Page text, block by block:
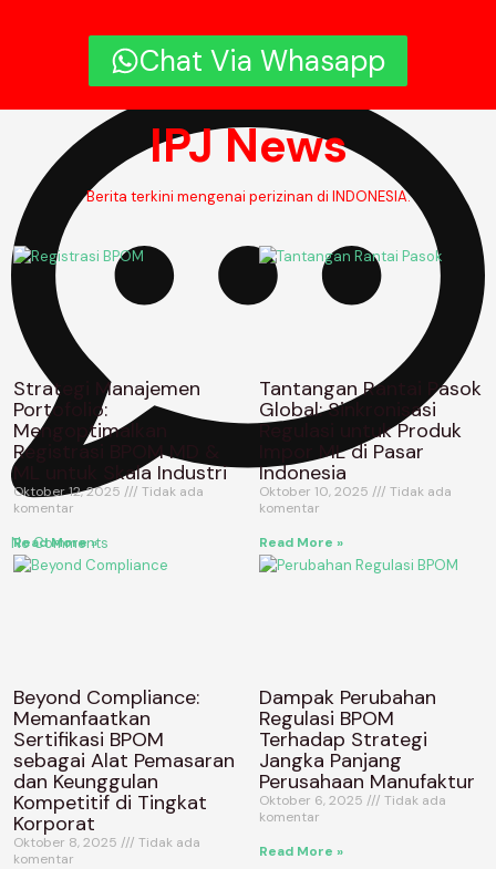
No Comments
Chat Via Whasapp
IPJ News
Berita terkini mengenai perizinan di INDONESIA.
Strategi Manajemen
Portofolio:
Mengoptimalkan
Registrasi BPOM MD &
ML untuk Skala Industri
Oktober 12, 2025
Tidak ada
komentar
Read More »
Tantangan Rantai Pasok
Global: Sinkronisasi
Regulasi untuk Produk
Impor ML di Pasar
Indonesia
Oktober 10, 2025
Tidak ada
komentar
Read More »
Beyond Compliance:
Memanfaatkan
Sertifikasi BPOM
sebagai Alat Pemasaran
dan Keunggulan
Kompetitif di Tingkat
Korporat
Oktober 8, 2025
Tidak ada
komentar
Dampak Perubahan
Regulasi BPOM
Terhadap Strategi
Jangka Panjang
Perusahaan Manufaktur
Oktober 6, 2025
Tidak ada
komentar
Read More »